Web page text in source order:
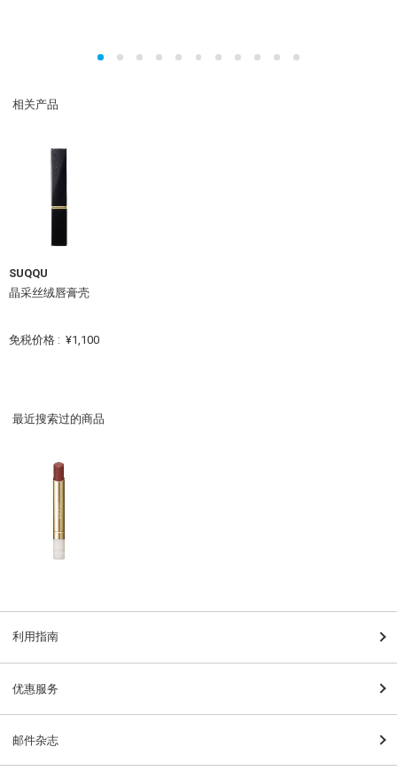
相关产品
SUQQU
晶采丝绒唇膏壳
免税价格 : ¥1,100
最近搜索过的商品
利用指南
优惠服务
邮件杂志